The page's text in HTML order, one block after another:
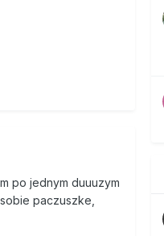
po jednym duuuzym
paczuszke,